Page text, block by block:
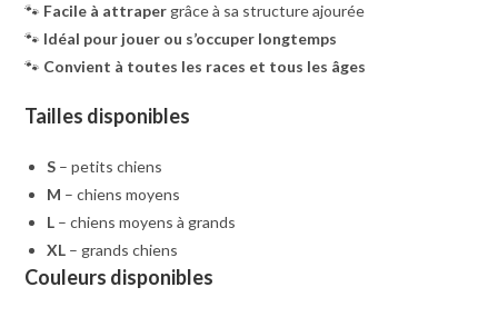
🐾 Facile à attraper grâce à sa structure ajourée
🐾 Idéal pour jouer ou s’occuper longtemps
🐾 Convient à toutes les races et tous les âges
Tailles disponibles
S – petits chiens
M – chiens moyens
L – chiens moyens à grands
XL – grands chiens
Couleurs disponibles